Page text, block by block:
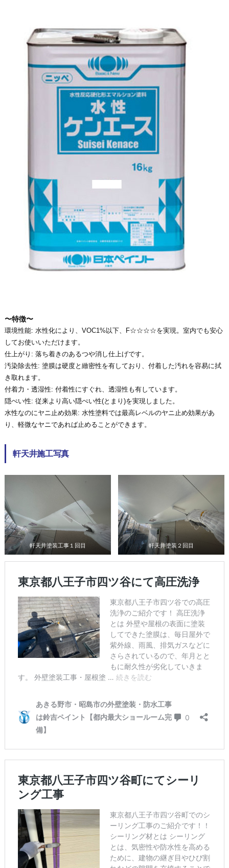
〜特徴〜
環境性能: 水性化により、VOC1%以下、F☆☆☆☆を実現。室内でも安心
してお使いいただけます。
仕上がり: 落ち着きのあるつや消し仕上げです。
汚染除去性: 塗膜は硬度と緻密性を有しており、付着した汚れを容易に拭
き取れます。
付着力・透湿性: 付着性にすぐれ、透湿性も有しています。
隠ぺい性: 従来より高い隠ぺい性(とまり)を実現しました。
水性なのにヤニ止め効果: 水性塗料では最高レベルのヤニ止め効果があ
り、軽微なヤニであれば止めることができます。
軒天井施工写真
軒天井塗装工事１回目 軒天井塗装２回目